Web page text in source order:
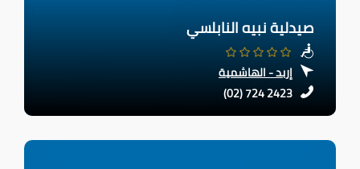
صيدلية نبيه النابلسي
إربد - الهاشمية
(02) 724 2423